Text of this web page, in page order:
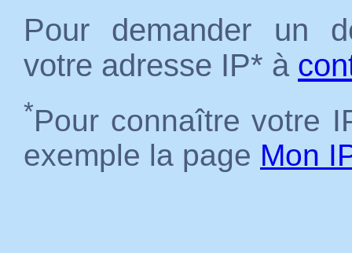
Pour demander un
votre adresse IP* à
*Pour connaître votre
exemple la page Mon